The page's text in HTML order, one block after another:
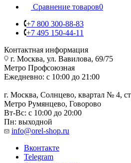
Сравнение товаров0
+7 800 300-88-83
+7 495 150-44-11
Контактная информация
г. Москва, ул. Вавилова, 69/75
Метро Профсоюзная
Ежедневно: с 10:00 до 21:00
г. Москва, Солнцево, квартал № 4,
Метро Румянцево, Говорово
Вт-Вс: с 10:00 до 20:00
Пн: выходной
info@orel-shop.ru
Вконтакте
Telegram